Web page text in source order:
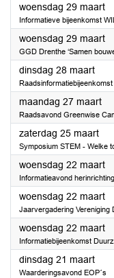
woensdag 29 maart
Informatieve bijeenkomst
woensdag 29 maart
GGD Drenthe ‘Samen
dinsdag 28 maart2023
maandag 27 maart
Raadsavond Greenwise
zaterdag 25 maart2023
Symposium STEM - Welke
woensdag 22 maart
Informatieavond
woensdag 22 maart
Jaarvergadering Vereniging
woensdag 22 maart
Informatiebijeenkomst
dinsdag 21 maart2023
Waarderingsavond EOP´s